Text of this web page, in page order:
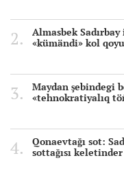
Almasbek
«kümändi» kol
Maydan şebindegi
«tehnokratiyalıq
Qonaevtağı sot:
sottağısı